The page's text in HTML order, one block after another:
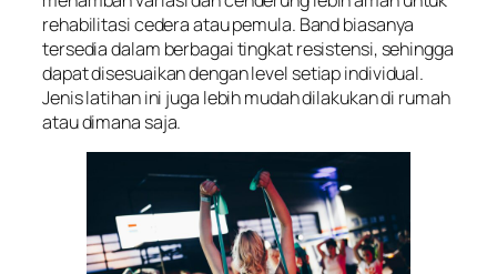
rehabilitasi cedera atau pemula. Band biasanya
tersedia dalam berbagai tingkat resistensi, sehingga
dapat disesuaikan dengan level setiap individual.
Jenis latihan ini juga lebih mudah dilakukan di rumah
atau dimana saja.